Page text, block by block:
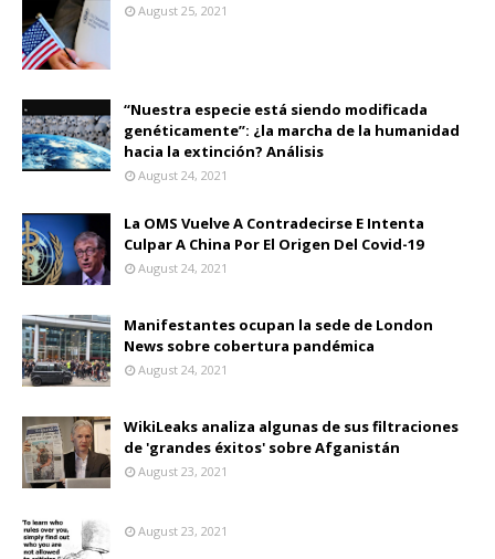
August 25, 2021
“Nuestra especie está siendo modificada
genéticamente”: ¿la marcha de la humanidad
hacia la extinción? Análisis
August 24, 2021
La OMS Vuelve A Contradecirse E Intenta
Culpar A China Por El Origen Del Covid-19
August 24, 2021
Manifestantes ocupan la sede de London
News sobre cobertura pandémica
August 24, 2021
WikiLeaks analiza algunas de sus filtraciones
de 'grandes éxitos' sobre Afganistán
August 23, 2021
August 23, 2021